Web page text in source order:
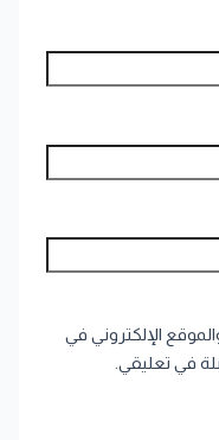
الإلكتروني في
في تعليقي.